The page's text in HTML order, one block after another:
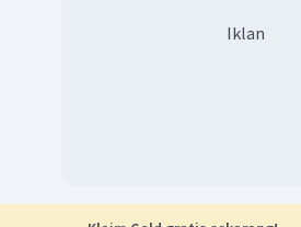
Jadi, dapat disimpulkan bahwa nilai
Iklan